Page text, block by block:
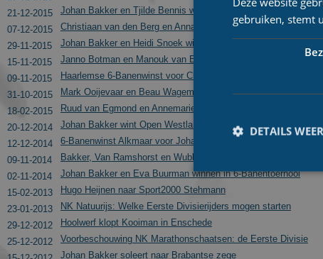
21-12-2015
Johan Bakker en Tjilde Bennis winnen zevende wedstrijd 6-
07-12-2015
Christiaan van den Berg en Anna Lof winnen zesde wedstrijd 6-
29-11-2015
Johan Bakker en Heidi Snoek winnen vijfde wedstrijd 6-
15-11-2015
Janno Botman en Manouk van Emmerik winnen in 6-
09-11-2015
Haarlemse 6-Banenwinst voor Christiaan van den Berg en
31-10-2015
Mark Ooijevaar en Beau Wagemaker beginnen 6-
18-02-2015
Ruud van Egmond en Annemarie Vriend eindwinnaars 6-
20-12-2014
Johan Bakker wint Open Westlands Kampioenschap
12-12-2014
6-Banenwinst Alkmaar voor Johan Bakker en Annemarie Vriend
09-11-2014
Bakker, Van Ramshorst en Wubben winnen in 6-Banentoernooi
02-11-2014
Johan Bakker en Eva Buurman winnen in 6-Banentoernooi
15-02-2013
Hugo Heijnen naar Sport2000 Stehmann
23-01-2013
NK Natuurijs: Welke Eerste Divisierijders mogen starten
29-12-2012
Hoolwerf klopt Kooiman in Enschede
25-12-2012
Voorbeschouwing NK Marathonschaatsen: de Eerste Divisie
Johan Bakker soleert naar Brabantse zege
gebruiken, stemt
DETAILS
niet worden gebruikt